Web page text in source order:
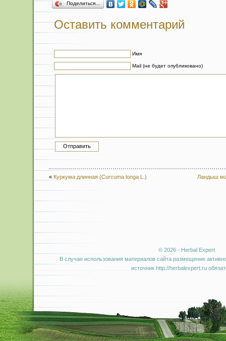
Поделиться…
Оставить комментарий
Имя
Mail (не будет опубликовано)
« Куркума длинная (Curcuma longa L.) Ландыш
© 2026 - Herbal Expert
В случае использования материалов сайта размещение
источник http://herbalexpert.ru